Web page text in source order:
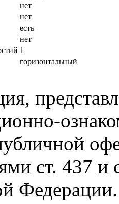
нет
нет
есть
нет
1
горизонтальный
ст. 437 и